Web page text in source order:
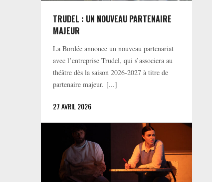
TRUDEL : UN NOUVEAU PARTENAIRE
MAJEUR
La Bordée annonce un nouveau partenariat
avec l’entreprise Trudel, qui s’associera au
théâtre dès la saison 2026-2027 à titre de
partenaire majeur. [...]
27 AVRIL 2026